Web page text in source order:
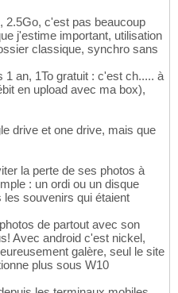
2.5Go, c'est pas beaucoup
j'estime important, utilisation
classique, synchro sans
an, 1To gratuit : c'est ch..... à
en upload avec ma box),
drive et one drive, mais que
la perte de ses photos à
: un ordi ou un disque
souvenirs qui étaient
de partout avec son
Avec android c'est nickel,
galère, seul le site
plus sous W10